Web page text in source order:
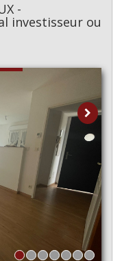
-
investisseur ou